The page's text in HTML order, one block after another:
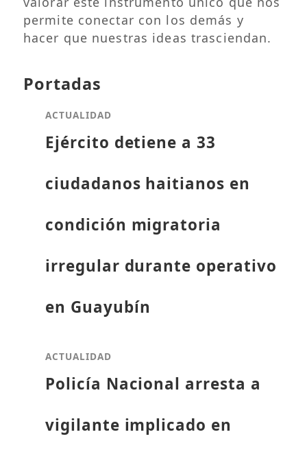
permite conectar con los demás y
hacer que nuestras ideas trasciendan.
Portadas
ACTUALIDAD
Ejército detiene a 33
ciudadanos haitianos en
condición migratoria
irregular durante operativo
en Guayubín
ACTUALIDAD
Policía Nacional arresta a
vigilante implicado en